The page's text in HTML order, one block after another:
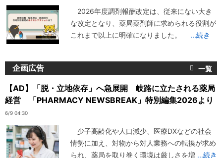
2026年度調剤報酬改定は、従来にない大き
な改定となり、薬局薬剤師に求められる役割が
これまで以上に明確になりました。
...続き
企画広告
【AD】「脱・立地依存」へ急展開 岐路に立たされる薬局
経営 「PHARMACY NEWSBREAK」特別編集2026より
6/9 04:30
少子高齢化や人口減少、医療DXなどの社会
情勢に加え、対物から対人業務への転換が求め
られ、薬局を取り巻く環境は厳しさを増 ...続き